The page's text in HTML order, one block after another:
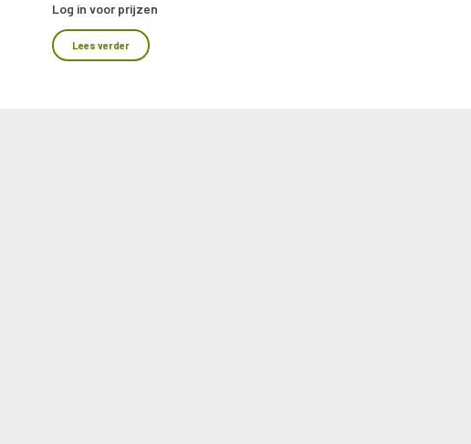
Log in voor prijzen
Lees verder